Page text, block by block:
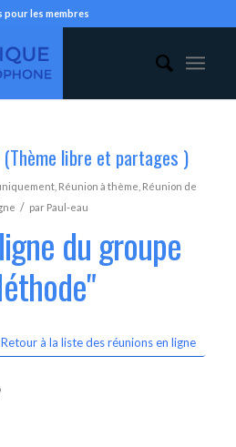
pour les membres
(Thème libre et partages )
, Réunion à thème Réunion de
/ par Paul-eau
du groupe
Retour à la liste des réunions en ligne